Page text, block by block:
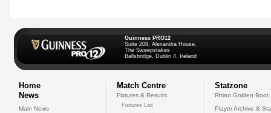
Guinness PRO12
Suite 208, Alexandra House,
The Sweepstakes
Ballsbridge, Dublin 4, Ireland
Home
News
Main News
Match Centre
Fixtures & Results
Fixtures List
Statzone
Rhino Golden Boot
Player Archive &